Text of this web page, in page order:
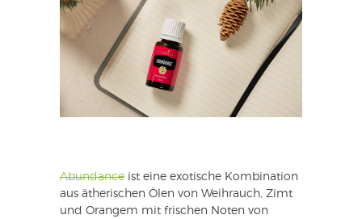
Abundance ist eine exotische Kombination
aus ätherischen Ölen von Weihrauch, Zimt
und Orangem mit frischen Noten von